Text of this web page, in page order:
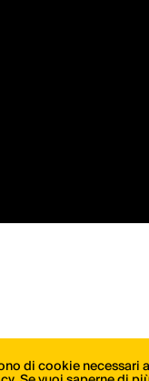
di cookie necessari